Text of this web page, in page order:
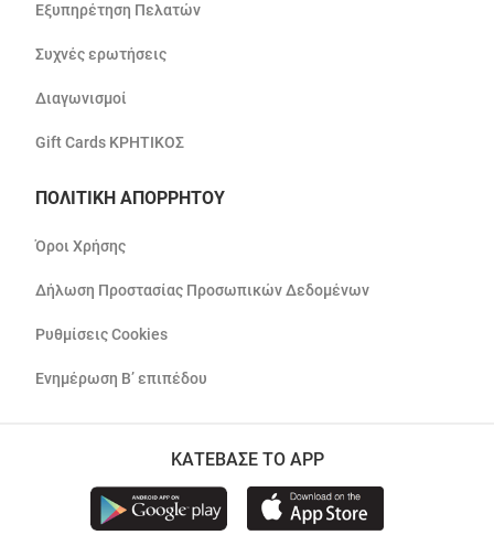
Εξυπηρέτηση Πελατών
Συχνές ερωτήσεις
Διαγωνισμοί
Gift Cards ΚΡΗΤΙΚΟΣ
ΠΟΛΙΤΙΚΗ ΑΠΟΡΡΗΤΟΥ
Όροι Χρήσης
Δήλωση Προστασίας Προσωπικών Δεδομένων
Ρυθμίσεις Cookies
Ενημέρωση Β’ επιπέδου
ΚΑΤΕΒΑΣΕ ΤΟ APP